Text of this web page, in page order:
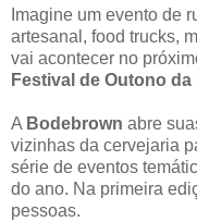
Imagine um evento de
artesanal, food trucks,
vai acontecer no
Festival de Outono
A Bodebrown abre
vizinhas da cervejaria
série de eventos
do ano. Na primeira
pessoas.